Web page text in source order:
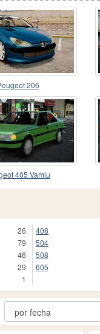
206
405 Vamlu
26
79
46
29
1
408
504
508
605